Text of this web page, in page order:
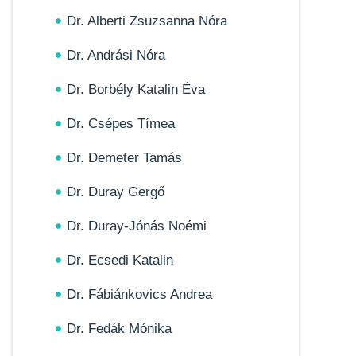
Dr. Alberti Zsuzsanna Nóra
Dr. Andrási Nóra
Dr. Borbély Katalin Éva
Dr. Csépes Tímea
Dr. Demeter Tamás
Dr. Duray Gergő
Dr. Duray-Jónás Noémi
Dr. Ecsedi Katalin
Dr. Fábiánkovics Andrea
Dr. Fedák Mónika